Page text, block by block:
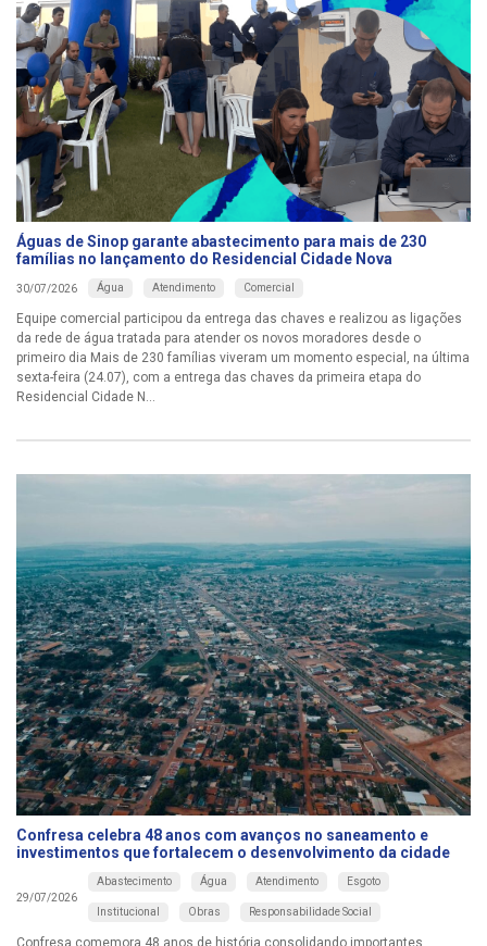
Águas de Sinop garante abastecimento para mais de 230
famílias no lançamento do Residencial Cidade Nova
30/07/2026 Água Atendimento Comercial
Equipe comercial participou da entrega das chaves e realizou as ligações
da rede de água tratada para atender os novos moradores desde o
primeiro dia Mais de 230 famílias viveram um momento especial, na última
sexta-feira (24.07), com a entrega das chaves da primeira etapa do
Residencial Cidade N...
Confresa celebra 48 anos com avanços no saneamento e
investimentos que fortalecem o desenvolvimento da cidade
29/07/2026
Abastecimento Água Atendimento Esgoto
Institucional Obras Responsabilidade Social